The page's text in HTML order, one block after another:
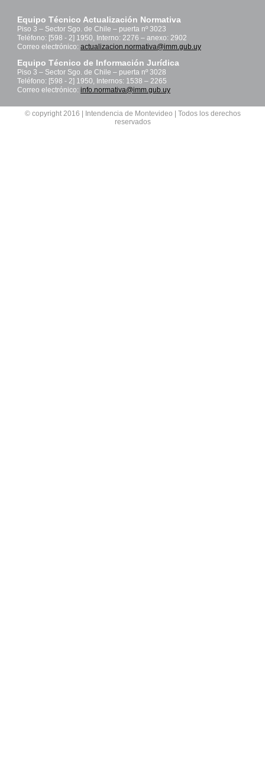
Equipo Técnico Actualización Normativa
Piso 3 – Sector Sgo. de Chile – puerta nº 3023
Teléfono: [598 - 2] 1950, Interno: 2276 – anexo: 2902
Correo electrónico: actualizacion.normativa@imm.gub.uy
Equipo Técnico de Información Jurídica
Piso 3 – Sector Sgo. de Chile – puerta nº 3028
Teléfono: [598 - 2] 1950, Internos: 1538 – 2265
Correo electrónico: info.normativa@imm.gub.uy
© copyright 2016 | Intendencia de Montevideo | Todos los derechos
reservados